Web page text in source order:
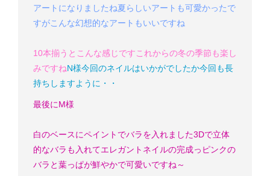
アートになりましたね夏らしいアートも可愛かったで
すがこんな幻想的なアートもいいですね
10本揃うとこんな感じですこれからの冬の季節も楽し
みですねN様今回のネイルはいかがでしたか今回も長
持ちしますように・・
最後にM様
白のベースにペイントでバラを入れました3Dで立体
的なバラも入れてエレガントネイルの完成っ ピンクの
バラと葉っぱが鮮やかで可愛いですね～